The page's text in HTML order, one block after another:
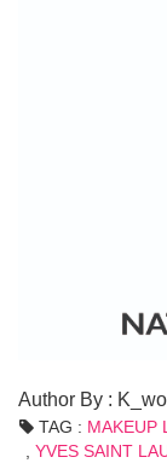
Author By :
TAG : MAKEUP
, YVES SAINT